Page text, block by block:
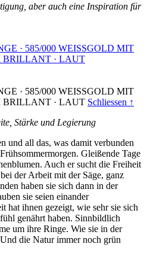
aber auch eine Inspiration für
· 585/000 WEISSGOLD MIT
BRILLANT · LAUT
· 585/000 WEISSGOLD MIT
BRILLANT · LAUT Schliessen ↑
Stärke und Legierung
und all das, was damit verbunden
Gleißende Tage
Auch er sucht die Freiheit
der Arbeit mit der Säge, ganz
haben sie sich dann in der
sie seien einander
hat ihnen gezeigt, wie sehr sie sich
genährt haben. Sinnbildlich
um ihre Ringe. Wie sie in der
die Natur immer noch grün